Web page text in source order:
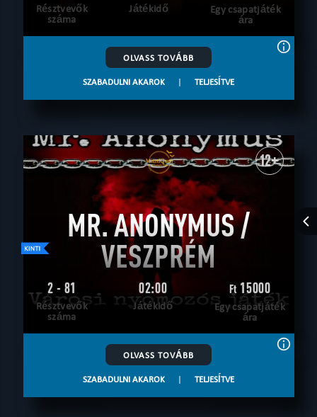
Résztvevők
száma
Játékidő
Egy csapatjáték
ára
OLVASS TOVÁBB
SZABADULNI AKAROK | TELJESÍTVE
12+
MR. ANONYMUS /
VESZPRÉM
2 - 81
Résztvevők
száma
02:00
Játékidő
Ft15000
Egy csapatjáték
ára
OLVASS TOVÁBB
SZABADULNI AKAROK | TELJESÍTVE